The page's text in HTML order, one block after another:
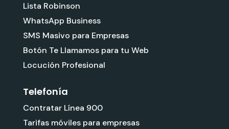
Lista Robinson
WhatsApp Business
SMS Masivo para Empresas
Botón Te Llamamos para tu Web
Locución Profesional
Telefonía
Contratar Línea 900
Tarifas móviles para empresas